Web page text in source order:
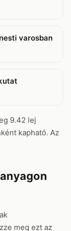
varosban
9.42 lej
kapható. Az
meg ezt az